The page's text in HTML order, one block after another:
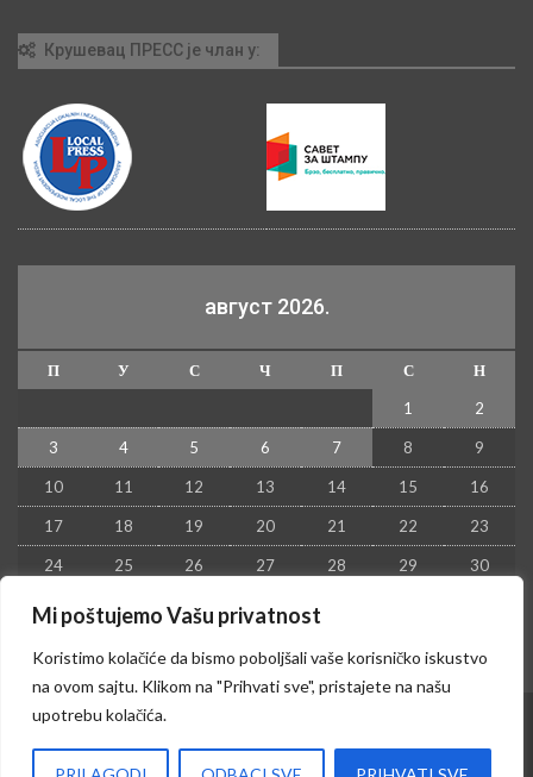
Mi poštujemo Vašu privatnost
Koristimo kolačiće da bismo poboljšali vaše korisničko iskustvo
na ovom sajtu. Klikom na "Prihvati sve", pristajete na našu
upotrebu kolačića.
Крушевац ПРЕСС је члан у:
август 2026.
П У С Ч П С
Н
1
2
3 4 5 6 7 8 9
10 11 12 13 14 15 16
17 18 19 20 21 22 23
24 25 26 27 28 29 30
31